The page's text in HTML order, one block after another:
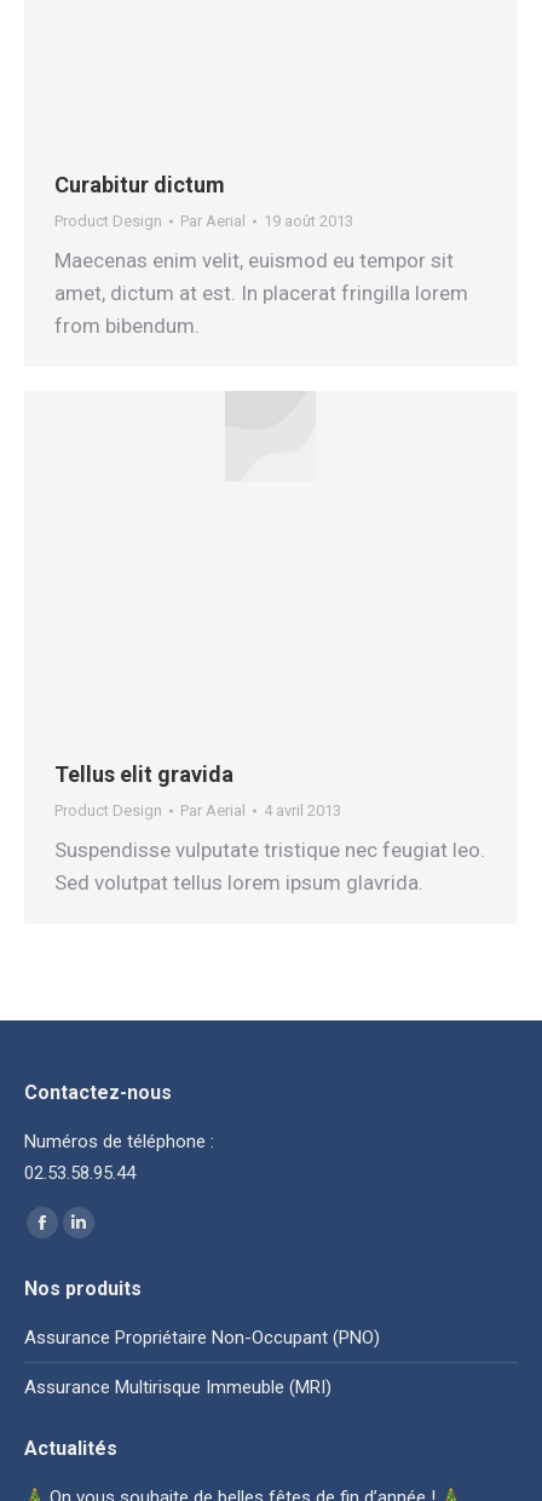
Curabitur dictum
Product Design Par Aerial 19 août 2013
Maecenas enim velit, euismod eu tempor sit
amet, dictum at est. In placerat fringilla lorem
from bibendum.
Tellus elit gravida
Product Design Par Aerial 4 avril 2013
Suspendisse vulputate tristique nec feugiat leo.
Sed volutpat tellus lorem ipsum glavrida.
Contactez-nous
Numéros de téléphone :
02.53.58.95.44
Trouvez nous sur :
La
Facebook
s'ouvre
dans
une
fenêtre
La
LinkedIn
s'ouvre
dans
une
fenêtre
Nos produits
Assurance Propriétaire Non-Occupant (PNO)
Assurance Multirisque Immeuble (MRI)
Actualités